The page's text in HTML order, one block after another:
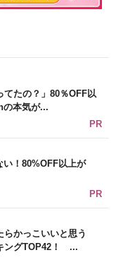
てたの？」80％OFF以
の本気が...
PR
！80%OFF以上が
PR
かっこいいと思う
ングTOP42！ ...